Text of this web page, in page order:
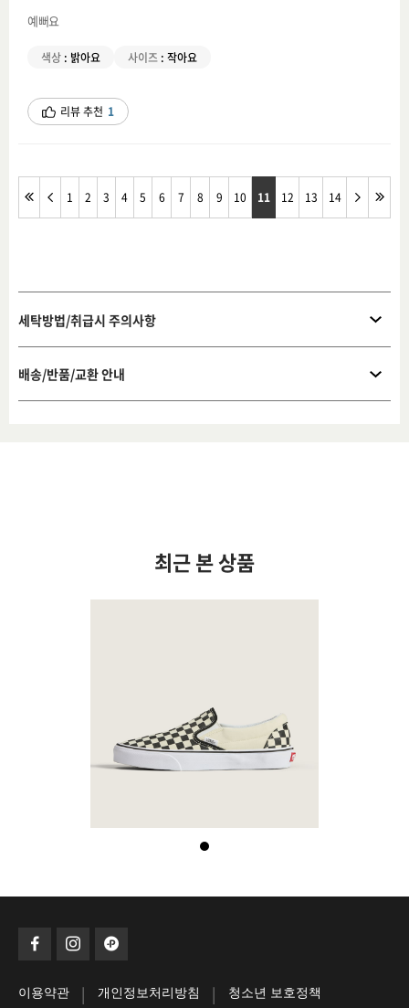
예뻐요
색상 : 밝아요 사이즈 : 작아요
리뷰 추천 1
1 2 3 4 5 6 7 8 9 10 11 12 13 14
세탁방법/취급시 주의사항
배송/반품/교환 안내
최근 본 상품
이용약관 | 개인정보처리방침 | 청소년 보호정책